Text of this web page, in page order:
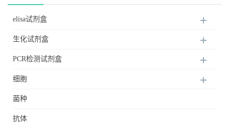
elisa试剂盒
生化试剂盒
PCR检测试剂盒
细胞
菌种
抗体